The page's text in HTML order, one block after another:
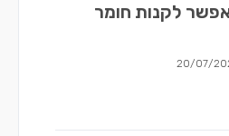
אפשר לקנות חומר
20/07/